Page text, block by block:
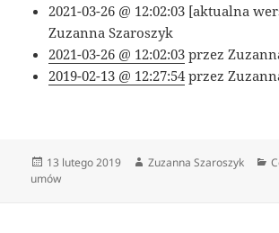
2021-03-26 @ 12:02:03 [aktualna
Zuzanna Szaroszyk
2021-03-26 @ 12:02:03 przez
2019-02-13 @ 12:27:54przez
Data
publikacji
13 lutego 2019 Autor
Zuzanna Szaroszyk
umów